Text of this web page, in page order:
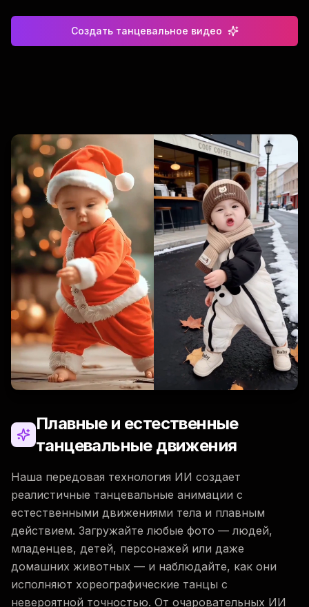
Создать танцевальное видео
Плавные и естественные
танцевальные движения
Наша передовая технология ИИ создает
реалистичные танцевальные анимации с
естественными движениями тела и плавным
действием. Загружайте любые фото — людей,
младенцев, детей, персонажей или даже
домашних животных — и наблюдайте, как они
исполняют хореографические танцы с
невероятной точностью. От очаровательных ИИ